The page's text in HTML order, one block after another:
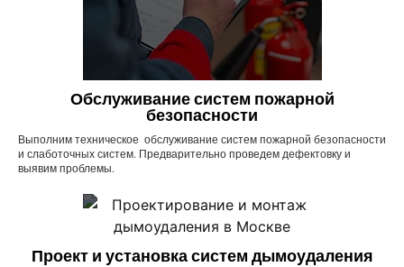
Обслуживание систем пожарной
безопасности
Выполним техническое обслуживание систем пожарной безопасности
и слаботочных систем. Предварительно проведем дефектовку и
выявим проблемы.
Проект и установка систем дымоудаления